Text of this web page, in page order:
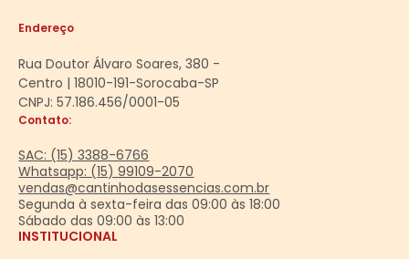
Endereço
Rua Doutor Álvaro Soares, 380 -
Centro | 18010-191-Sorocaba-SP
CNPJ: 57.186.456/0001-05
Contato:
SAC: (15) 3388-6766
Whatsapp: (15) 99109-2070
vendas@cantinhodasessencias.com.br
Segunda à sexta-feira das 09:00 às 18:00
Sábado das 09:00 às 13:00
INSTITUCIONAL